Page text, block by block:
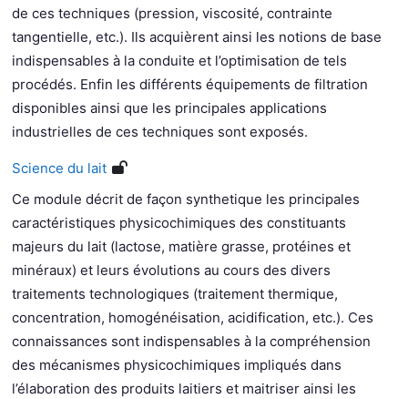
de ces techniques (pression, viscosité, contrainte
tangentielle, etc.). Ils acquièrent ainsi les notions de base
indispensables à la conduite et l’optimisation de tels
procédés. Enfin les différents équipements de filtration
disponibles ainsi que les principales applications
industrielles de ces techniques sont exposés.
Science du lait
Ce module décrit de façon synthetique les principales
caractéristiques physicochimiques des constituants
majeurs du lait (lactose, matière grasse, protéines et
minéraux) et leurs évolutions au cours des divers
traitements technologiques (traitement thermique,
concentration, homogénéisation, acidification, etc.). Ces
connaissances sont indispensables à la compréhension
des mécanismes physicochimiques impliqués dans
l’élaboration des produits laitiers et maitriser ainsi les